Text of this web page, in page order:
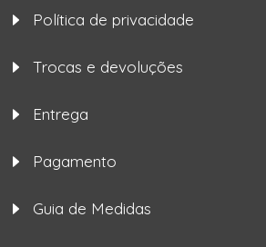
Política de privacidade
Trocas e devoluções
Entrega
Pagamento
Guia de Medidas